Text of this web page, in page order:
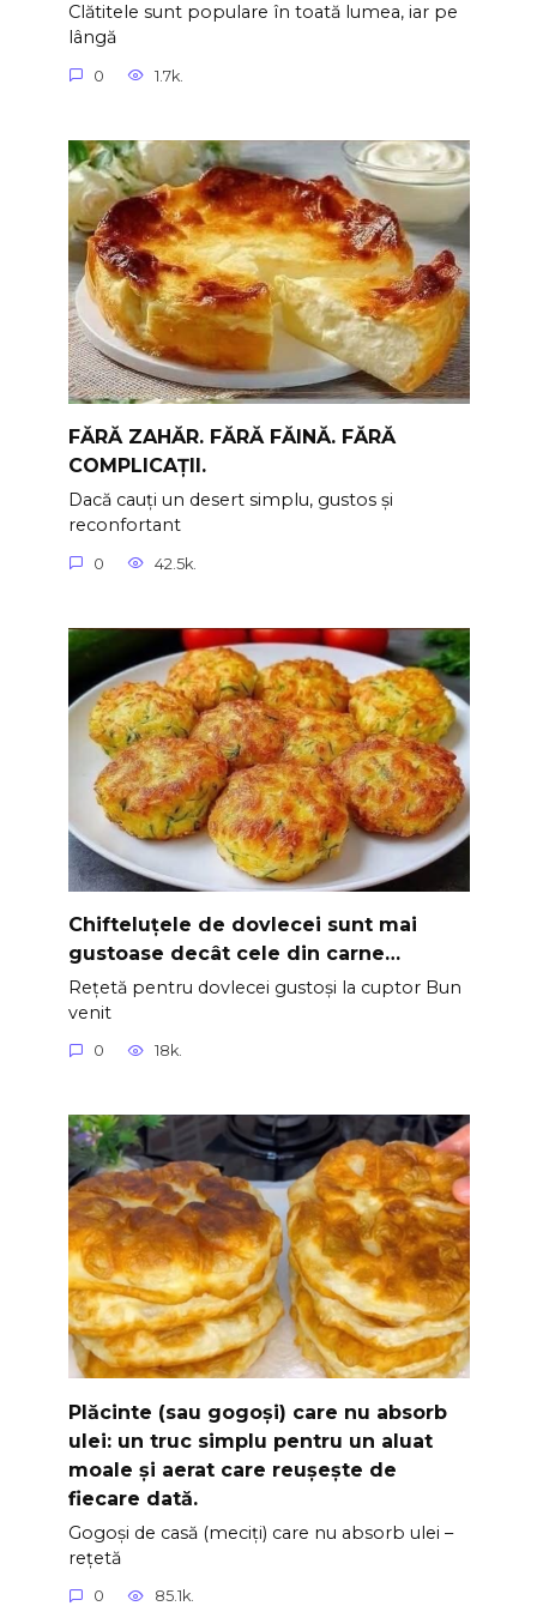
Clătitele sunt populare în toată lumea, iar pe
lângă
0 1.7k.
FĂRĂ ZAHĂR. FĂRĂ FĂINĂ. FĂRĂ
COMPLICAȚII.
Dacă cauți un desert simplu, gustos și
reconfortant
0 42.5k.
Chifteluțele de dovlecei sunt mai
gustoase decât cele din carne…
Rețetă pentru dovlecei gustoși la cuptor Bun
venit
0 18k.
Plăcinte (sau gogoși) care nu absorb
ulei: un truc simplu pentru un aluat
moale și aerat care reușește de
fiecare dată.
Gogoși de casă (meciți) care nu absorb ulei –
rețetă
0 85.1k.